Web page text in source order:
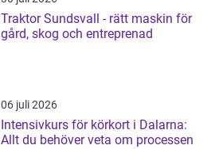
Traktor Sundsvall - rätt maskin för
gård, skog och entreprenad
06 juli 2026
Intensivkurs för körkort i Dalarna:
Allt du behöver veta om processen